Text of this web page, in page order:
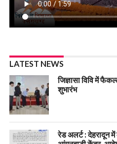
LATEST NEWS
जिज्ञासा विवि में
शुभारंभ
रेड अलर्ट :